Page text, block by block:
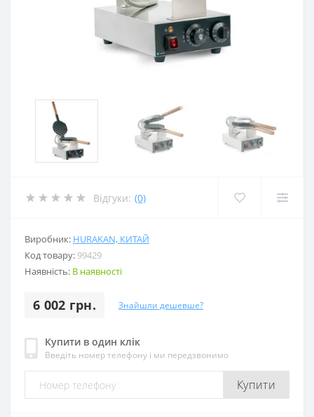
Відгуки: (0)
Виробник: HURAKAN, КИТАЙ
Код товару: 99429
Наявність: В наявності
6 002 грн. Знайшли дешевше?
Купити в один клік
Введіть номер телефону і ми передзвонимо
Купити